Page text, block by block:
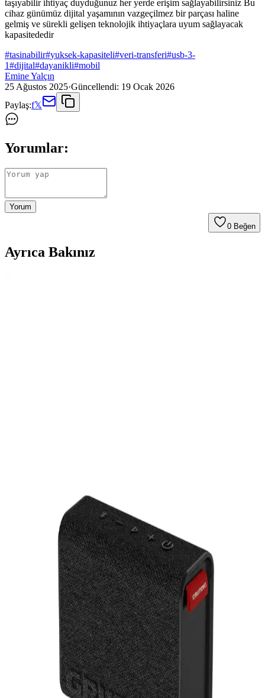
taşıyabilir ihtiyaç duyduğunuz her yerde erişim sağlayabilirsiniz Bu
cihaz günümüz dijital yaşamının vazgeçilmez bir parçası haline
gelmiş ve sürekli gelişen teknolojik ihtiyaçlara uyum sağlayacak
kapasitededir
#tasinabilir#yuksek-kapasiteli#veri-transferi#usb-3-
1#dijital#dayanikli#mobil
Emine Yalçın
25 Ağustos 2025·Güncellendi: 19 Ocak 2026
Paylaş:f𝕏
Yorumlar:
Yorum
0 Beğen
Ayrıca Bakınız
30W güç seviyesine sahip taşınabilir hoparlörler yüksek ses çıkışı,
dayanıklılık ve taşınabilirlik sunar. Açık alanlar ve hareket halinde
kullanım için idealdir, çeşitli tasarım ve özelliklerle geniş seçenekler
Taşınabilir Klimalar: Enerji Verimliliği ve Kullanım
Kolaylığıyla Konfor Sağlayan Çözümler
Taşınabilir klimalar, küçük ve orta büyüklükteki alanlarda enerji
verimliliği, soğutma kapasitesi ve kullanım kolaylığıyla öne çıkar.
Doğru model seçimiyle ekonomik ve konforlu ortamlar yaratılır.
Samsung 45W Hızlı Şarj Kablosu: Güçlü ve
Güvenilir Şarj Çözümü
Samsung 45W hızlı şarj kablosu, yüksek güç çıkışı ve güvenlik
özellikleriyle cihazlarınızı kısa sürede şarj eder, dayanıklı yapısı ve
uyumluluğu ile günlük kullanımda avantaj sağlar.